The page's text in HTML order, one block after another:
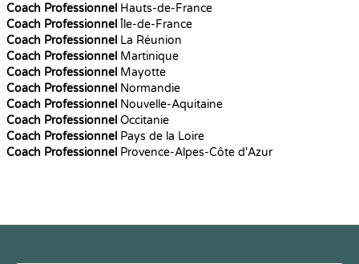
Coach Professionnel Hauts-de-France
Coach Professionnel Île-de-France
Coach Professionnel La Réunion
Coach Professionnel Martinique
Coach Professionnel Mayotte
Coach Professionnel Normandie
Coach Professionnel Nouvelle-Aquitaine
Coach Professionnel Occitanie
Coach Professionnel Pays de la Loire
Coach Professionnel Provence-Alpes-Côte d'Azur